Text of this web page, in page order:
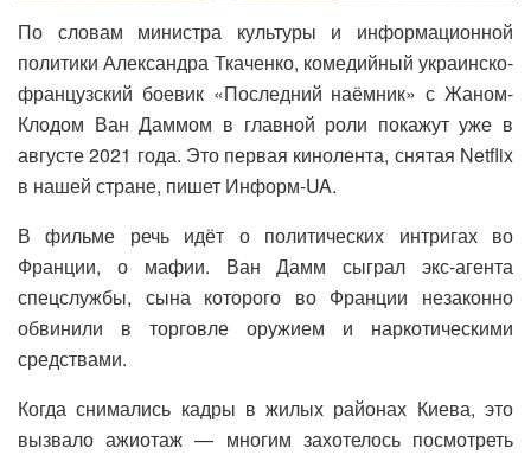
По словам министра культуры и информационной
политики Александра Ткаченко, комедийный украинско-
французский боевик «Последний наёмник» с Жаном-
Клодом Ван Даммом в главной роли покажут уже в
августе 2021 года. Это первая кинолента, снятая Netflix
в нашей стране, пишет Информ-UA.
В фильме речь идёт о политических интригах во
Франции, о мафии. Ван Дамм сыграл экс-агента
спецслужбы, сына которого во Франции незаконно
обвинили в торговле оружием и наркотическими
средствами.
Когда снимались кадры в жилых районах Киева, это
вызвало ажиотаж — многим захотелось посмотреть